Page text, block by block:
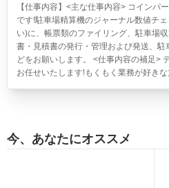
【仕事内容】<主な仕事内容> コインパ
です!駐車場精算機のジャーナル数値チ
い)に、帳票類のファイリング、駐車場
書・見積書の発行・管理および発送、
どをお願いします。 <仕事内容の補足>
お任せいたします!もくもく業務が好き
今、あなたにオススメ